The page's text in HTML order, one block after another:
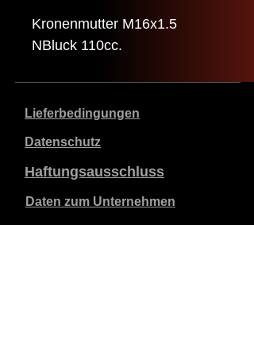
Kronenmutter M16x1.5
NBluck 110cc.
Lieferbedingungen
Datenschutz
Haftungsausschluss
Daten zum Unternehmen